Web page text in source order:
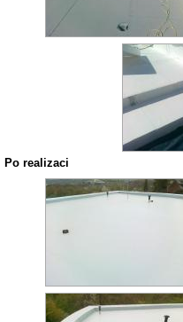
Po realizaci